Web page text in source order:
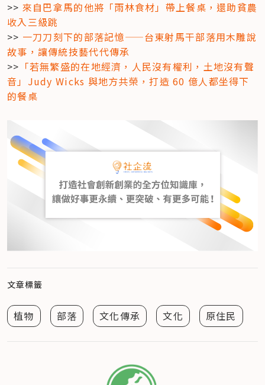
>> 來自巴拿馬的他將「雨林食材」帶上餐桌，還助貧農
收入三級跳
>> 一刀刀刻下的部落記憶——台東射馬干部落用木雕說
故事，讓傳統技藝代代傳承
>> 「若無繁盛的在地經濟，人民沒有權利，土地沒有聲
音」Judy Wicks 與地方共榮，打造 60 億人都坐得下
的餐桌
文章標籤
植物 部落 文化傳承 文化 原住民